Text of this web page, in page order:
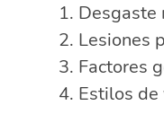
Desgaste
Lesiones
Factores
Estilos